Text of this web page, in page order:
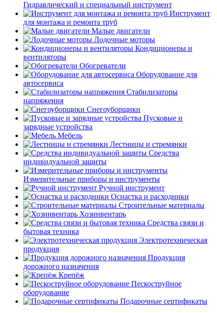
Гидравлический и специальный инструмент
Инструмент
для монтажа и ремонта труб
Малые двигатели
Лодочные моторы
Кондиционеры и
вентиляторы
Обогреватели
Оборудование для
автосервиса
Стабилизаторы
напряжения
Снегоуборщики
Пусковые и
зарядные устройства
Мебель
Лестницы и стремянки
Средства
индивидуальной защиты
Измерительные приборы и инструменты
Ручной инструмент
Оснастка и расходники
Строительные материалы
Хозинвентарь
Средства связи и
бытовая техника
Электротехническая
продукция
Продукция
дорожного назначения
Крепёж
Пескоструйное
оборудование
Подарочные сертификаты